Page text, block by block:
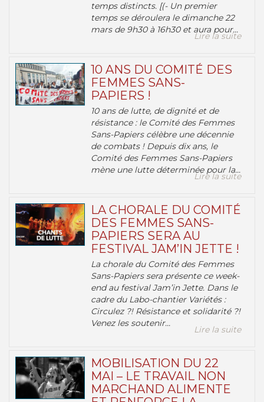
temps distincts. [(- Un premier
temps se déroulera le dimanche 22
mars de 9h30 à 16h30 et aura pour...
Lire la suite
10 ANS DU COMITÉ DES
FEMMES SANS-
PAPIERS !
10 ans de lutte, de dignité et de
résistance : le Comité des Femmes
Sans-Papiers célèbre une décennie
de combats ! Depuis dix ans, le
Comité des Femmes Sans-Papiers
mène une lutte déterminée pour la...
Lire la suite
LA CHORALE DU COMITÉ
DES FEMMES SANS-
PAPIERS SERA AU
FESTIVAL JAM’IN JETTE !
La chorale du Comité des Femmes
Sans-Papiers sera présente ce week-
end au festival Jam’in Jette. Dans le
cadre du Labo-chantier Variétés :
Circulez ?! Résistance et solidarité ?!
Venez les soutenir...
Lire la suite
MOBILISATION DU 22
MAI – LE TRAVAIL NON
MARCHAND ALIMENTE